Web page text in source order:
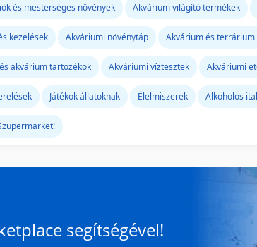
és mesterséges növények Akvárium világító termékek
kezelések Akváriumi növénytáp Akvárium és
akvárium tartozékok Akváriumi víztesztek Akváriumi
Játékok állatoknak Élelmiszerek Alkoholos
segítségével!